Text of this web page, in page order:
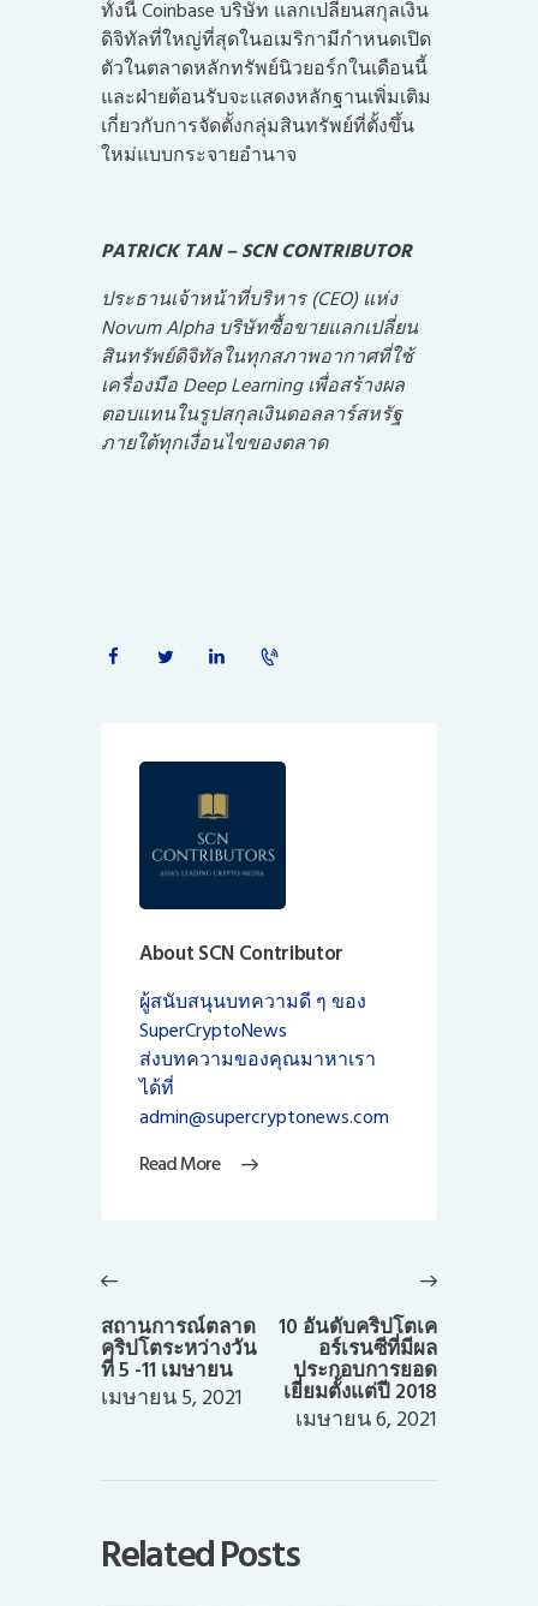
ทั้งนี้ Coinbase บริษัท แลกเปลี่ยนสกุลเงิน
ดิจิทัลที่ใหญ่ที่สุดในอเมริกามีกำหนดเปิด
ตัวในตลาดหลักทรัพย์นิวยอร์กในเดือนนี้
และฝ่ายต้อนรับจะแสดงหลักฐานเพิ่มเติม
เกี่ยวกับการจัดตั้งกลุ่มสินทรัพย์ที่ตั้งขึ้น
ใหม่แบบกระจายอำนาจ
PATRICK TAN –SCN CONTRIBUTOR
ประธานเจ้าหน้าที่บริหาร (CEO) แห่ง
Novum Alpha บริษัทซื้อขายแลกเปลี่ยน
สินทรัพย์ดิจิทัลในทุกสภาพอากาศที่ใช้
เครื่องมือ Deep Learning เพื่อสร้างผล
ตอบแทนในรูปสกุลเงินดอลลาร์สหรัฐ
ภายใต้ทุกเงื่อนไขของตลาด
About SCN Contributor
ผู้สนับสนุนบทความดี ๆ ของ
SuperCryptoNews
ส่งบทความของคุณมาหาเรา
ได้ที่
admin@supercryptonews.com
Read More
เรื่อง
post:
สถานการณ์ตลาด
คริปโตระหว่างวัน
ที่ 5 -11 เมษายน
เมษายน 5, 2021
10 อันดับคริปโตเค
อร์เรนซีที่มีผล
ประกอบการยอด
เยี่ยมตั้งแต่ปี 2018
เมษายน 6, 2021
Related Posts